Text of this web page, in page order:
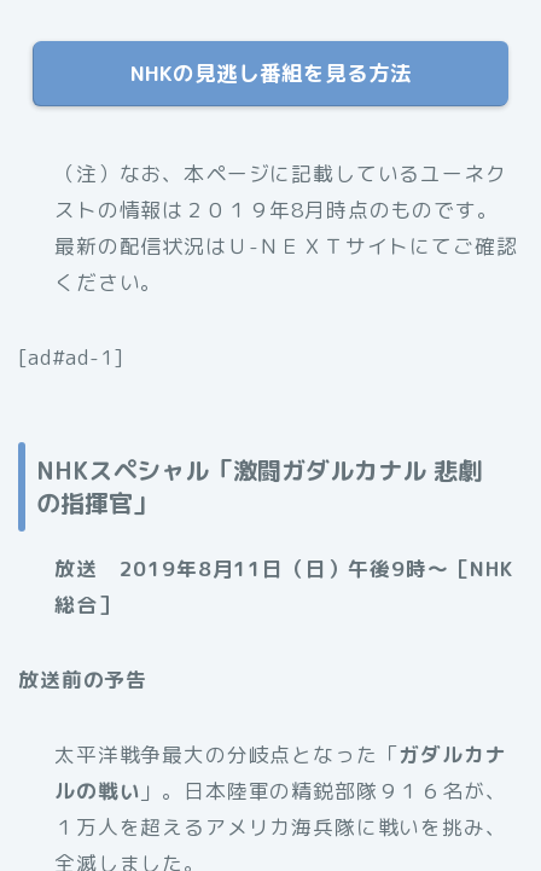
NHKの見逃し番組を見る方法
（注）なお、本ページに記載しているユーネク
ストの情報は２０１９年8月時点のものです。
最新の配信状況はＵ-ＮＥＸＴサイトにてご確認
ください。
[ad#ad-1]
NHKスペシャル「激闘ガダルカナル 悲劇
の指揮官」
放送 2019年8月11日（日）午後9時～［NHK
総合］
放送前の予告
太平洋戦争最大の分岐点となった「ガダルカナ
ルの戦い 」。日本陸軍の精鋭部隊９１６名が、
１万人を超えるアメリカ海兵隊に戦いを挑み、
全滅しました。